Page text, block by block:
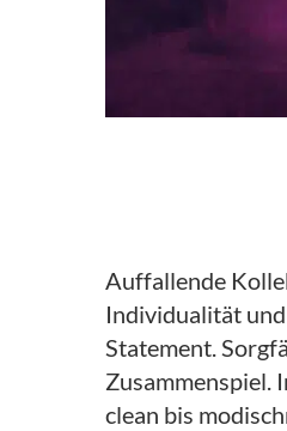
Details zur
Auffallende
Individualität
Statement.
Zusammenspiel.
clean bis